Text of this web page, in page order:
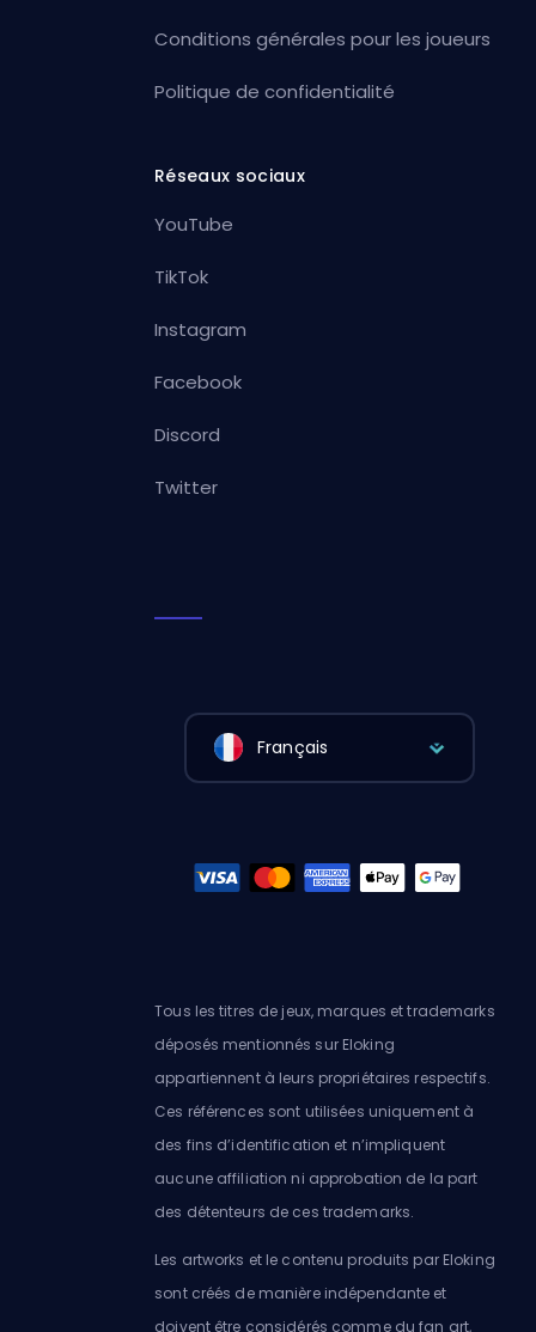
Conditions générales pour les joueurs
Politique de confidentialité
Réseaux sociaux
YouTube
TikTok
Instagram
Facebook
Discord
Twitter
Français
Tous les titres de jeux, marques et trademarks
déposés mentionnés sur Eloking
appartiennent à leurs propriétaires respectifs.
Ces références sont utilisées uniquement à
des fins d’identification et n’impliquent
aucune affiliation ni approbation de la part
des détenteurs de ces trademarks.
Les artworks et le contenu produits par Eloking
sont créés de manière indépendante et
doivent être considérés comme du fan art,